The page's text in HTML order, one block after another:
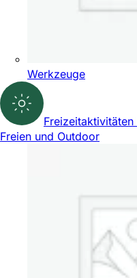
Werkzeuge
Freizeitaktivitäten
Freien und Outdoor